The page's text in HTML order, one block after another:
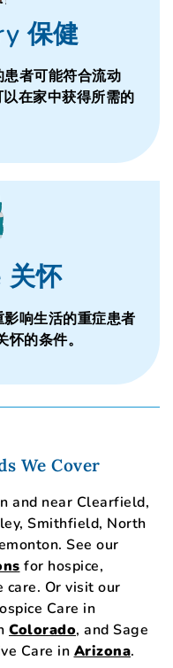
保健
者可能符合流动
在家中获得所需的
关怀
响生活的重症患者
的条件。
We Cover
and near Clearfield,
Smithfield, North
See our
for hospice,
care. Or visit our
Care in
Colorado, and Sage
Care in Arizona.